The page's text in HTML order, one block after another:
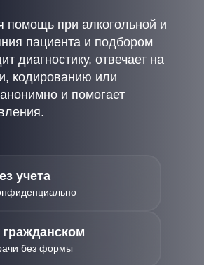
помощь при алкогольной и
пациента и подбором
диагностику, отвечает на
кодированию или
и помогает
учета
без формы